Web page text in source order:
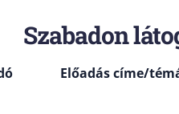
Szabadon
Előadás címe/